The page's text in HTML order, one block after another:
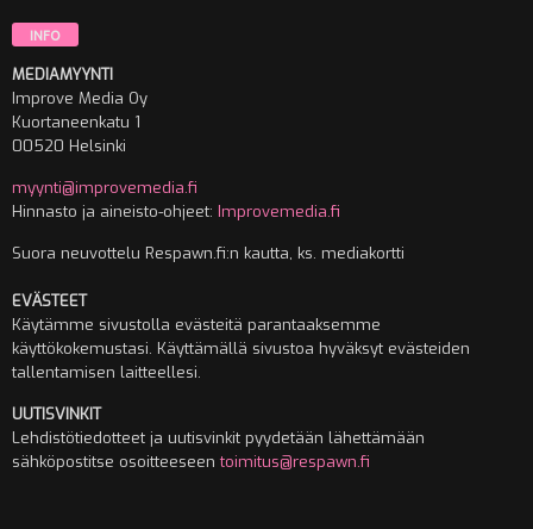
INFO
MEDIAMYYNTI
Improve Media Oy
Kuortaneenkatu 1
00520 Helsinki
myynti@improvemedia.fi
Hinnasto ja aineisto-ohjeet: Improvemedia.fi
Suora neuvottelu Respawn.fi:n kautta, ks. mediakortti
EVÄSTEET
Käytämme sivustolla evästeitä parantaaksemme
käyttökokemustasi. Käyttämällä sivustoa hyväksyt evästeiden
tallentamisen laitteellesi.
UUTISVINKIT
Lehdistötiedotteet ja uutisvinkit pyydetään lähettämään
sähköpostitse osoitteeseentoimitus@respawn.fi